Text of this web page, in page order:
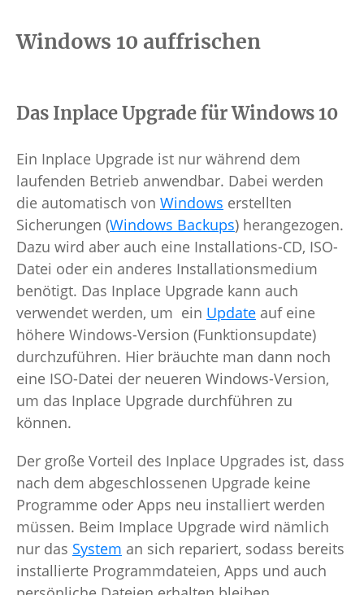
Windows 10 auffrischen
Das Inplace Upgrade für Windows 10
Ein Inplace Upgrade ist nur während dem
laufenden Betrieb anwendbar. Dabei werden
die automatisch von Windows erstellten
Sicherungen (Windows Backups) herangezogen.
Dazu wird aber auch eine Installations-CD, ISO-
Datei oder ein anderes Installationsmedium
benötigt. Das Inplace Upgrade kann auch
verwendet werden, um ein Update auf eine
höhere Windows-Version (Funktionsupdate)
durchzuführen. Hier bräuchte man dann noch
eine ISO-Datei der neueren Windows-Version,
um das Inplace Upgrade durchführen zu
können.
Der große Vorteil des Inplace Upgrades ist, dass
nach dem abgeschlossenen Upgrade keine
Programme oder Apps neu installiert werden
müssen. Beim Implace Upgrade wird nämlich
nur das System an sich repariert, sodass bereits
installierte Programmdateien, Apps und auch